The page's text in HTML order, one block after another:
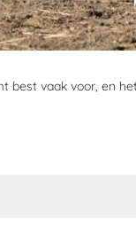
best vaak voor, en